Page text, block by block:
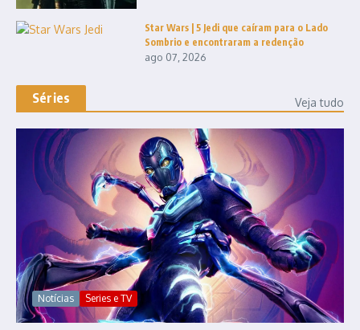
Star Wars | 5 Jedi que caíram para o Lado
Sombrio e encontraram a redenção
ago 07, 2026
Séries Veja tudo
Notícias Series e TV